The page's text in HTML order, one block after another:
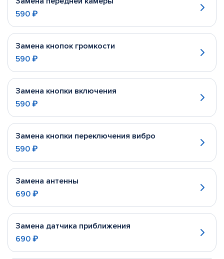
590 ₽
Замена кнопок громкости
590 ₽
Замена кнопки включения
590 ₽
Замена кнопки переключения вибро
590 ₽
Замена антенны
690 ₽
Замена датчика приближения
690 ₽